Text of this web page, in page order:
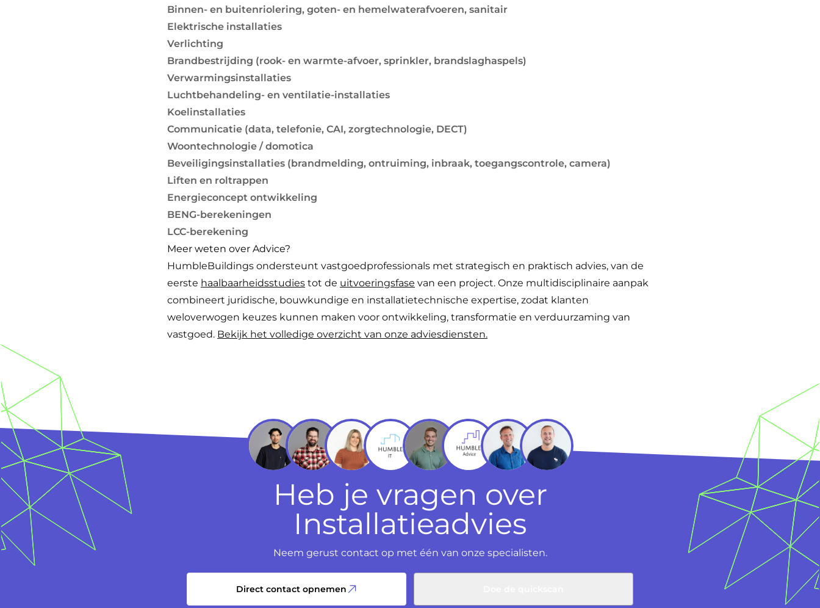
Binnen- en buitenriolering, goten- en hemelwaterafvoeren, sanitair
Elektrische installaties
Verlichting
Brandbestrijding (rook- en warmte-afvoer, sprinkler, brandslaghaspels)
Verwarmingsinstallaties
Luchtbehandeling- en ventilatie-installaties
Koelinstallaties
Communicatie (data, telefonie, CAI, zorgtechnologie, DECT)
Woontechnologie / domotica
Beveiligingsinstallaties (brandmelding, ontruiming, inbraak, toegangscontrole, camera)
Liften en roltrappen
Energieconcept ontwikkeling
BENG-berekeningen
LCC-berekening
Meer weten over Advice?
HumbleBuildings ondersteunt vastgoedprofessionals met strategisch en praktisch advies, van de
eerste haalbaarheidsstudies tot de uitvoeringsfase van een project. Onze multidisciplinaire aanpak
combineert juridische, bouwkundige en installatietechnische expertise, zodat klanten
weloverwogen keuzes kunnen maken voor ontwikkeling, transformatie en verduurzaming van
vastgoed. Bekijk het volledige overzicht van onze adviesdiensten.
Heb je vragen over
Installatieadvies
Neem gerust contact op met één van onze specialisten.
Direct contact opnemen